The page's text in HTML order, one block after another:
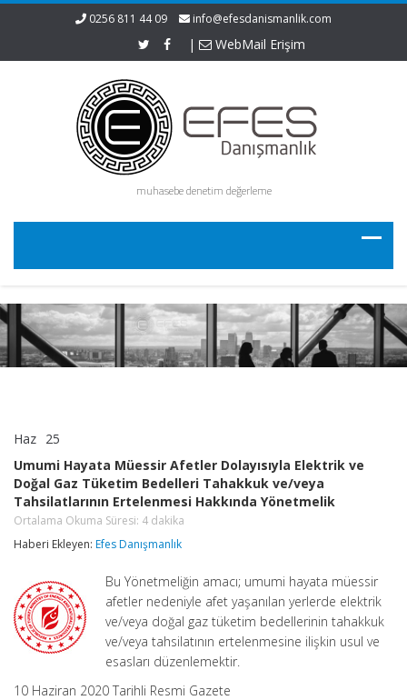
0256 811 44 09 info@efesdanismanlik.com
| WebMail Erişim
muhasebe denetim değerleme
Haz 25
Müessir
Afetler
Dolayısıyla
Elektrik
Doğal
Tüketim
Bedelleri
Tahakkuk
ve/veya
Tahsilatlarının
Ertelenmesi
Hakkında
Yönetmelik
Umumi Hayata Müessir Afetler Dolayısıyla Elektrik ve
Doğal Gaz Tüketim Bedelleri Tahakkuk ve/veya
Tahsilatlarının Ertelenmesi Hakkında Yönetmelik
Ortalama Okuma Süresi: 4 dakika
Haberi Ekleyen: Efes Danışmanlık
Bu Yönetmeliğin amacı; umumi hayata müessir
afetler nedeniyle afet yaşanılan yerlerde elektrik
ve/veya doğal gaz tüketim bedellerinin tahakkuk
ve/veya tahsilatının ertelenmesine ilişkin usul ve
esasları düzenlemektir.
10 Haziran 2020 Tarihli Resmi Gazete